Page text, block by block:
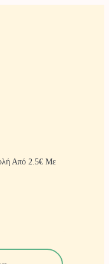
Από 2.5€ Με